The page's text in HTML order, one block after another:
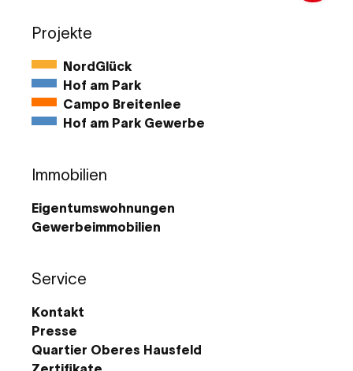
Projekte
NordGlück
Hof am Park
Campo Breitenlee
Hof am Park Gewerbe
Immobilien
Eigentumswohnungen
Gewerbeimmobilien
Service
Kontakt
Presse
Quartier Oberes Hausfeld